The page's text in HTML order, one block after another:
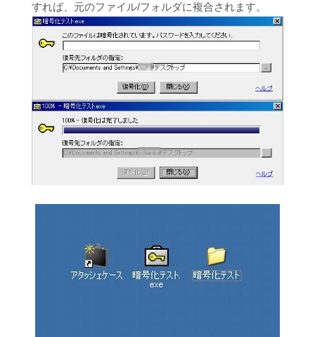
すれば、元のファイル/フォルダに複合されます。